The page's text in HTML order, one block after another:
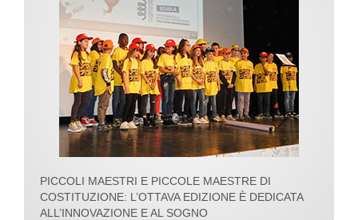
PICCOLI MAESTRI E PICCOLE MAESTRE DI
COSTITUZIONE: L’OTTAVA EDIZIONE È DEDICATA
ALL’INNOVAZIONE E AL SOGNO